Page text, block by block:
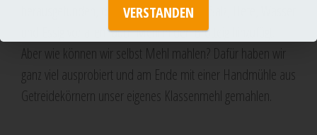
herausgefunden, dass der Bäcker neben Salz, Hefe, Wasser
und Essig vor allem auch Mehl in den Brotteig hinzufügt.
Aber wie können wir selbst Mehl mahlen? Dafür haben wir
ganz viel ausprobiert und am Ende mit einer Handmühle aus
Getreidekörnern unser eigenes Klassenmehl gemahlen.
VERSTANDEN